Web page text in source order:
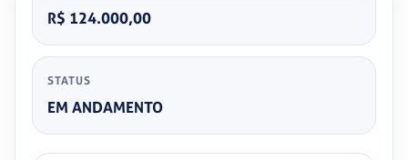
R$ 124.000,00
STATUS
EM ANDAMENTO